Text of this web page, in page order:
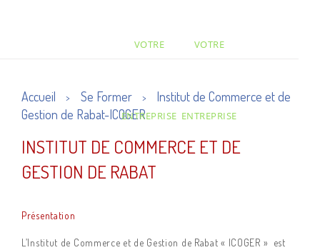
VOTRE
ENTREPRISE
VOTRE
ENTREPRISE
Accueil > Se Former >
Institut de Commerce et de
Gestion de Rabat-ICOGER
INSTITUT DE COMMERCE ET DE
GESTION DE RABAT
Présentation
L’Institut de Commerce et de Gestion de Rabat « ICOGER » est